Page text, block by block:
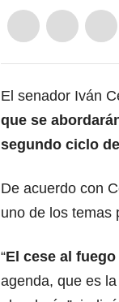
El senador Iván
que se
segundo ciclo
De acuerdo con
uno de los temas
“El cese al
agenda, que es